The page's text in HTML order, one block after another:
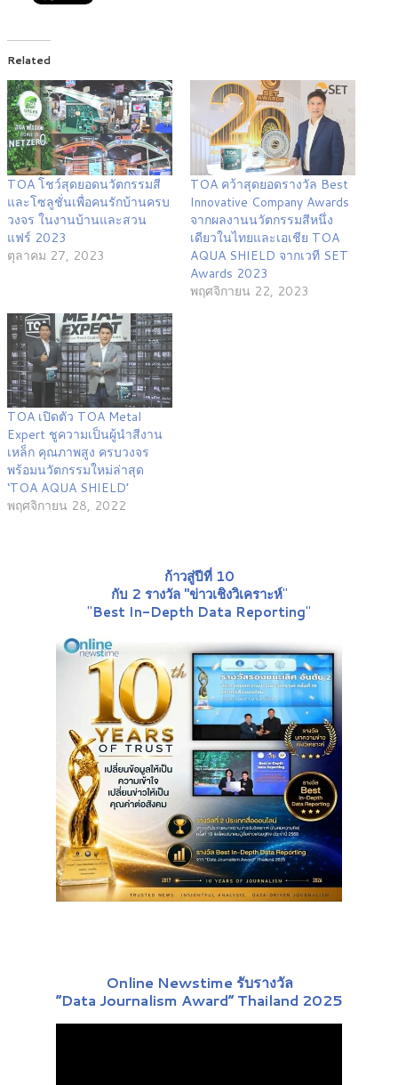
Related
TOA โชว์สุดยอดนวัตกรรมสี
และโซลูชั่นเพื่อคนรักบ้านครบ
วงจร ในงานบ้านและสวน
แฟร์ 2023
ตุลาคม 27, 2023
TOA คว้าสุดยอดรางวัล Best
Innovative Company Awards
จากผลงานนวัตกรรมสีหนึ่ง
เดียวในไทยและเอเชีย TOA
AQUA SHIELD จากเวที SET
Awards 2023
พฤศจิกายน 22, 2023
TOA เปิดตัว TOA Metal
Expert ชูความเป็นผู้นำสีงาน
เหล็ก คุณภาพสูง ครบวงจร
พร้อมนวัตกรรมใหม่ล่าสุด
‘TOA AQUA SHIELD’
พฤศจิกายน 28, 2022
ก้าวสู่ปีที่ 10
กับ 2 รางวัล "ข่าวเชิงวิเคราะห์"
"Best In-Depth Data Reporting"
Online Newstime รับรางวัล
“Data Journalism Award” Thailand 2025